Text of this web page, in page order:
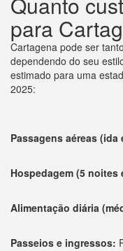
para
Cartagena pode ser
dependendo do seu
estimado para uma
2025:
Passagens aéreas (ida
Hospedagem (5 noites
Alimentação diária
Passeios e ingressos: